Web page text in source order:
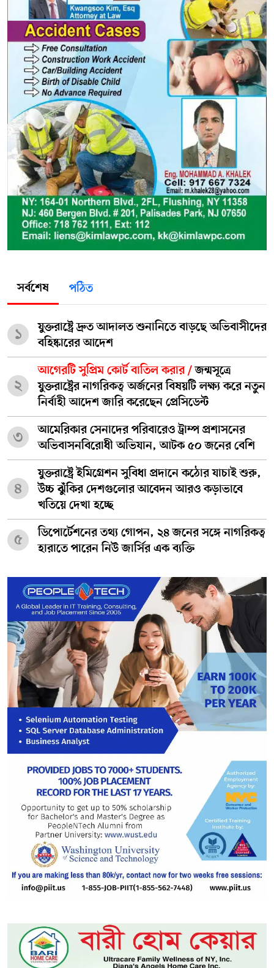
সর্বশেষ পঠিত
১
যুক্তরাষ্ট্রে দ্রুত আদালত শুনানিতে বাড়ছে অভিবাসীদের
বহিষ্কারের আদেশ
২
আগেরটি সুপ্রিম কোর্ট বাতিল করার /জন্মসূত্রে
যুক্তরাষ্ট্রের নাগরিকত্ব অর্জনের বিষয়টি লক্ষ্য করে নতুন
নির্বাহী আদেশ জারি করেছেন প্রেসিডেন্ট
৩
আমেরিকার সেনাদের পরিবারেও ট্রাম্প প্রশাসনের
অভিবাসনবিরোধী অভিযান, আটক ৫০ জনের বেশি
৪
যুক্তরাষ্ট্রে ইমিগ্রেশন সুবিধা প্রদানে কঠোর যাচাই শুরু,
উচ্চ ঝুঁকির দেশগুলোর আবেদন আরও কড়াভাবে
খতিয়ে দেখা হচ্ছে
৫
ডিপোর্টেশনের তথ্য গোপন, ২৪ জনের সঙ্গে নাগরিকত্ব
হারাতে পারেন নিউ জার্সির এক ব্যক্তি